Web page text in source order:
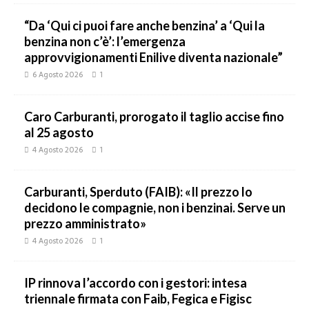
“Da ‘Qui ci puoi fare anche benzina’ a ‘Qui la
benzina non c’è’: l’emergenza
approvvigionamenti Enilive diventa nazionale”
6 Agosto 2026 1
Caro Carburanti, prorogato il taglio accise fino
al 25 agosto
4 Agosto 2026 1
Carburanti, Sperduto (FAIB): «Il prezzo lo
decidono le compagnie, non i benzinai. Serve un
prezzo amministrato»
4 Agosto 2026 1
IP rinnova l’accordo con i gestori: intesa
triennale firmata con Faib, Fegica e Figisc